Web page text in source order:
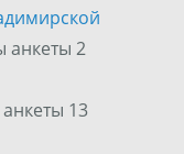
анкеты 2
13